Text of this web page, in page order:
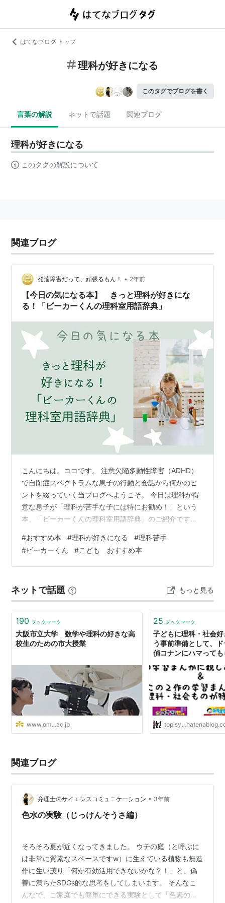
はてなブログ トップ
理科が好きになる
このタグでブログを書く
言葉の解説 ネットで話題 関連ブログ
理科が好きになる
このタグの解説について
関連ブログ
発達障害だって、頑張るもん！ • 2年前
【今日の気になる本】 きっと理科が好きにな
る！「ビーカーくんの理科室用語辞典」
こんにちは。ココです。 注意欠陥多動性障害（ADHD）
で自閉症スペクトラムな息子の行動と会話から何かのヒ
ントを綴っていく当ブログへようこそ。 今日は理科が得
意な息子が「理科が苦手な子には特にお勧め！」という
本、「ビーカーくんの理科室用語辞典」のご紹介です。
進められる「ビーカーくんの理科室用語辞典」。大人も
もちろん、楽しめますよ！ いろんな豆知識満載！楽しい
理科本 上方置換で逃げていくアンモニア 溶解と融解。違
ろんな豆知識満載！楽しい理科本 この本は、単に「理科
用語」を箇条書きに説明した本…
#おすすめ本 #理科が好きになる #理科苦手
#ビーカーくん #こども おすすめ本
ネットで話題 もっと見る
190 ブックマーク
大阪市立大学 数学や理科の好きな高
校生のための市大授業
www.omu.ac.jp
25 ブックマーク
子どもに理科・社会
う事前準備として、
偵コナンにハマって
関連ブログ
弁理士のサイエンスコミュニケーション • 3年前
色水の実験（じっけんそうさ編）
そろそろ夏が近くなってきました。 ウチの庭（と呼ぶに
は非常に質素なスペースですw）に生えている植物も無造
作に生い茂り「何か有効活用できないかな？！」と、偽
善に満ちたSDGs的な思考をしてしまいます。 そんなこ
んなで、ご家庭でも簡単にできる実験として「色素の抽